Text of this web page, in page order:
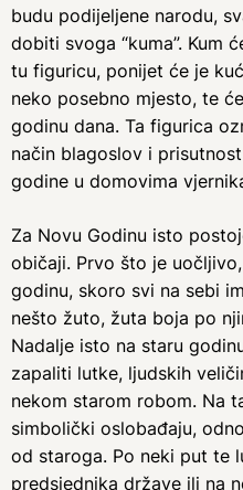
budu podijeljene narodu,
dobiti svoga “kuma”. Kum
tu figuricu, ponijet će je
neko posebno mjesto, te
godinu dana. Ta figurica
način blagoslov i
godine u domovima
Za Novu Godinu isto
običaji. Prvo što je
godinu, skoro svi na sebi
nešto žuto, žuta boja po
Nadalje isto na staru
zapaliti lutke, ljudskih
nekom starom robom. Na
simbolički oslobađaju,
od staroga. Po neki put te
predsjednika države ili na